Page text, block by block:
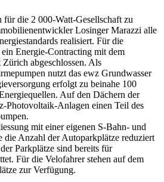
die 2 000-Watt-Gesellschaft zu
Losinger Marazzi alle
realisiert. Für die
Energie-Contracting mit dem
abgeschlossen. Als
nutzt das ewz Grundwasser
erfolgt zu beinahe 100
Auf den Dächern der
Photovoltaik-Anlagen einen Teil des
mit einer eigenen S-Bahn- und
die Anzahl der Autoparkplätze reduziert
Parkplätze sind bereits für
Für die Velofahrer stehen auf dem
zur Verfügung.